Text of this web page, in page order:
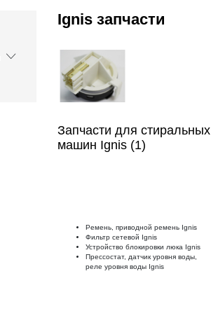
Ignis запчасти
Запчасти для стиральных
машин Ignis (1)
Ремень, приводной ремень Ignis
Фильтр сетевой Ignis
Устройство блокировки люка Ignis
Прессостат, датчик уровня воды,
реле уровня воды Ignis